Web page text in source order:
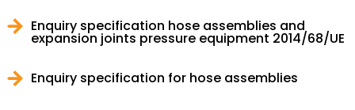
Enquiry specification hose assemblies and
expansion joints pressure equipment 2014/68/UE
Enquiry specification for hose assemblies